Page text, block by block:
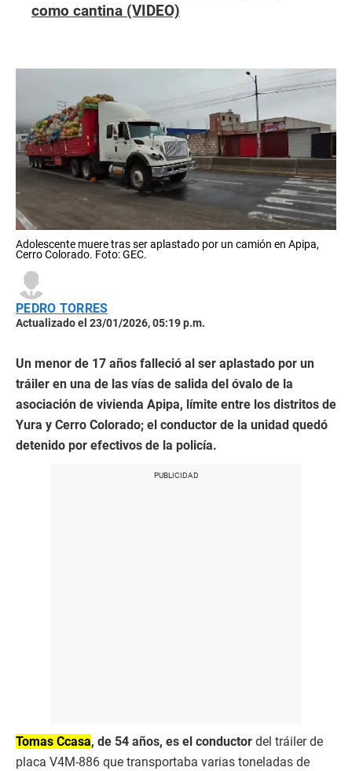
como cantina (VIDEO)
Adolescente muere tras ser aplastado por un camión en Apipa,
Cerro Colorado. Foto: GEC.
PEDRO TORRES
Actualizado el 23/01/2026, 05:19 p.m.
Un menor de 17 años falleció al ser aplastado por un
tráiler en una de las vías de salida del óvalo de la
asociación de vivienda Apipa, límite entre los distritos de
Yura y Cerro Colorado; el conductor de la unidad quedó
detenido por efectivos de la policía.
Tomas Ccasa, de 54 años, es el conductor del tráiler de
placa V4M-886 que transportaba varias toneladas de